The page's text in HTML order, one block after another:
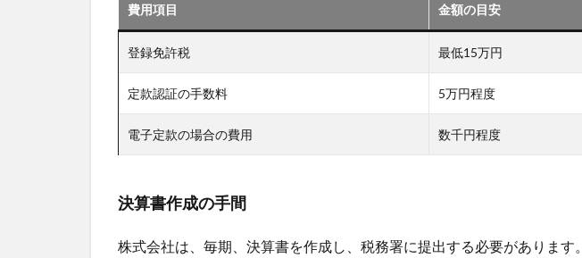
費用項目 金額の目安
登録免許税 最低15万円
定款認証の手数料 5万円程度
電子定款の場合の費用 数千円程度
決算書作成の手間
株式会社は、毎期、決算書を作成し、税務署に提出する必要があります。